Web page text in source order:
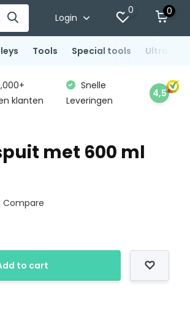
Login
0 0
Tools Special tools
klanten
Snelle
Leveringen
4,5
met 600 ml
Compare
to cart